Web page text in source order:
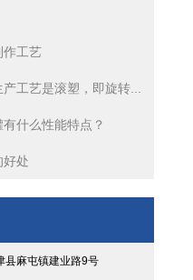
衬塑管道热滚塑工艺你了解多少
作工艺
工艺是滚塑，即旋转...
什么性能特点？
好处
县麻屯镇建业路9号